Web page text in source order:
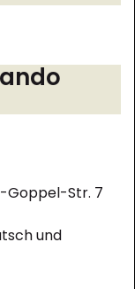
Goppel-Str. 7
und